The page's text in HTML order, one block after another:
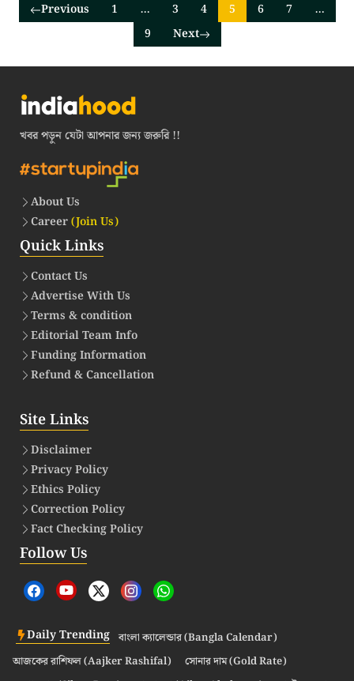
Previous 1 … 3 4 5 6 7
…
9
Next
খবর পড়ুন যেটা আপনার জন্য জরুরি !!
About Us
Career(Join Us)
Quick Links
Contact Us
Advertise With Us
Terms & condition
Editorial Team Info
Funding Information
Refund & Cancellation
Site Links
Disclaimer
Privacy Policy
Ethics Policy
Correction Policy
Fact Checking Policy
Follow Us
Daily Trending বাংলা ক্যালেন্ডার (Bangla Calendar)
আজকের রাশিফল (Aajker Rashifal)
সোনার দাম (Gold Rate)